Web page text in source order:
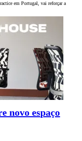
em Portugal, vai reforçar a
novo espaço